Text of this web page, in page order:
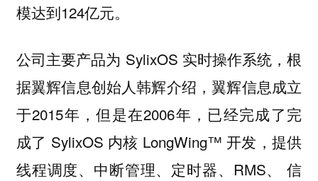
模达到124亿元。
公司主要产品为 SylixOS 实时操作系统，根
据翼辉信息创始人韩辉介绍，翼辉信息成立
于2015年，但是在2006年，已经完成了完
成了 SylixOS 内核 LongWing™ 开发，提供
线程调度、中断管理、定时器、RMS、 信